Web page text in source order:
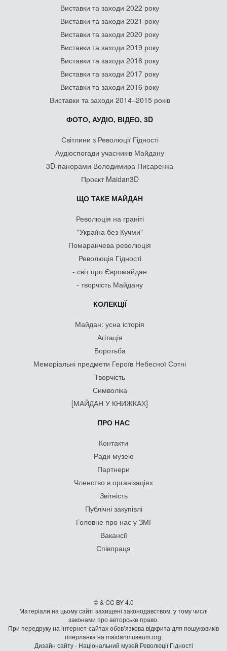
Виставки та заходи 2022 року
Виставки та заходи 2021 року
Виставки та заходи 2020 року
Виставки та заходи 2019 року
Виставки та заходи 2018 року
Виставки та заходи 2017 року
Виставки та заходи 2016 року
Виставки та заходи 2014–2015 років
ФОТО, АУДІО, ВІДЕО, 3D
Світлини з Революції Гідності
Аудіоспогади учасників Майдану
3D-панорами Володимира Писаренка
Проєкт Maidan3D
ЩО ТАКЕ МАЙДАН
Революція на граніті
"Україна без Кучми"
Помаранчева революція
Революція Гідності
- світ про Євромайдан
- творчість Майдану
КОЛЕКЦІЇ
Майдан: усна історія
Агітація
Боротьба
Меморіальні предмети Героїв Небесної Сотні
Творчість
Символіка
[МАЙДАН У КНИЖКАХ]
ПРО НАС
Контакти
Ради музею
Партнери
Членство в організаціях
Звітність
Публічні закупівлі
Головне про нас у ЗМІ
Вакансії
Співпраця
© & CC BY 4.0
Матеріали на цьому сайті захищені законодавством, у тому числі
законами про авторське право.
При передруку на iнтернет-сайтах обов’язкова відкрита для пошуковиків
гiперланка на maidanmuseum.org.
Дизайн сайту - Національний музей Революції Гідності